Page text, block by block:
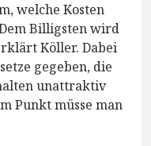
welche Kosten
Billigsten wird
Köller. Dabei
gegeben, die
unattraktiv
Punkt müsse man